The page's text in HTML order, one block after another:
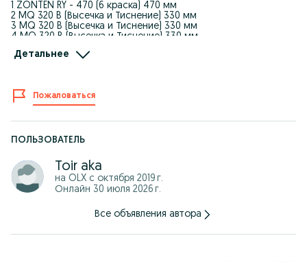
1 ZONTEN RY - 470 (6 краска) 470 мм
2 MQ 320 B (Высечка и Тиснение) 330 мм
3 MQ 320 B (Высечка и Тиснение) 330 мм
4 MQ 320 B (Высечка и Тиснение) 330 мм
6 QRJ – 1300 Бабина резка 1200 мм
Оборудование продаётся раздельно!
Форма оплаты любая!
Детальнее
Пожаловаться
ПОЛЬЗОВАТЕЛЬ
Toir aka
на OLX с октября 2019 г.
Онлайн 30 июля 2026 г.
Все объявления автора